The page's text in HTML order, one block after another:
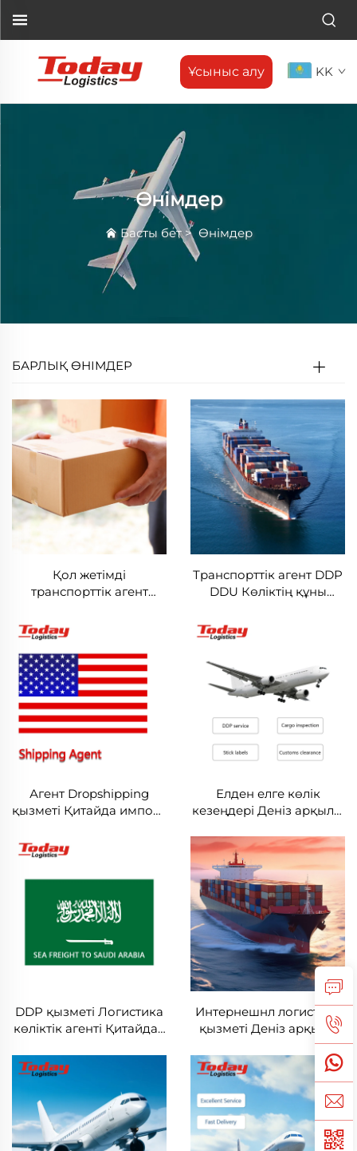
Ұсыныс алу KK
Өнімдер
Басты бет> Өнімдер
БАРЛЫҚ ӨНІМДЕР
Қол жетімді
транспорттік агент
агентінен елден елге
көлік кезеңдері
Транспорттік агент DDP
DDU Көліктің құны
арқылы көлік қызметі
Агент Dropshipping
қызметі Қитайда импорт
Британия/Испания/АҚШ
арқылы ауыршауылдық
көлік
Елден елге көлік
кезеңдері Деніз арқылы
Шэньчжэнь көліктік
агенті Қитайдан АҚШ
және Нидерландыға
DDP қызметі Логистика
көліктік агенті Қитайдан
Сауда Арабистанына
деше көлік
Интернешнл логистика
қызметі Деніз арқылы
көлік Көліктік агент
Хорватияға экспресс